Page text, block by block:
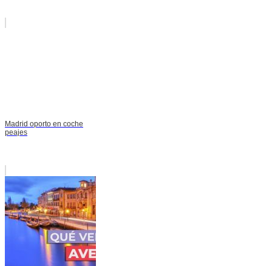
Madrid oporto en coche
peajes